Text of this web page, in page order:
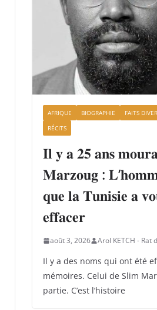
AFRIQUE BIOGRAPHIE FAITS
RÉCITS
𝐈𝐥 𝐲 𝐚 𝟐𝟓 𝐚𝐧𝐬
𝐌𝐚𝐫𝐳𝐨𝐮𝐠 :
𝐪𝐮𝐞 𝐥𝐚 𝐓𝐮𝐧𝐢𝐬𝐢𝐞 𝐚
𝐞𝐟𝐟𝐚𝐜𝐞𝐫
août 3, 2026 Arol KETCH - Rat
Il y a des noms qui ont été
mémoires. Celui de Slim
partie. C’est l’histoire